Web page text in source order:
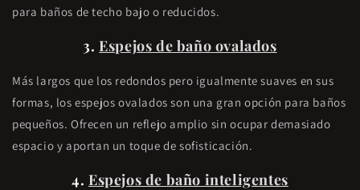
para baños de techo bajo o reducidos.
3.Espejos de baño ovalados
Más largos que los redondos pero igualmente suaves en sus
formas, los espejos ovalados son una gran opción para baños
pequeños. Ofrecen un reflejo amplio sin ocupar demasiado
espacio y aportan un toque de sofisticación.
4. Espejos de baño inteligentes